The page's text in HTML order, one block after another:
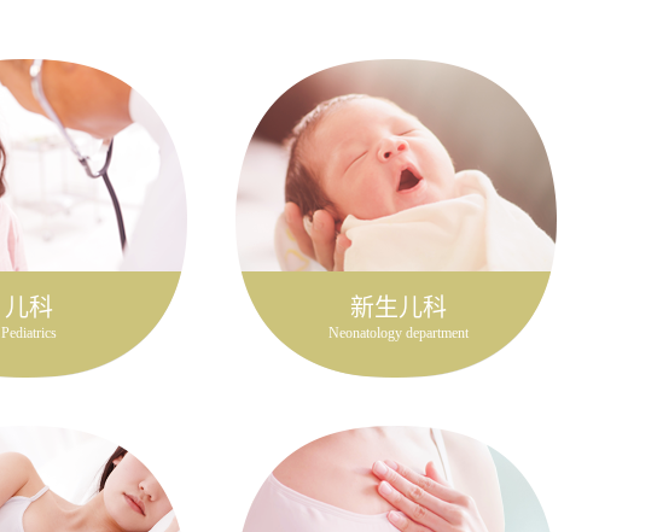
儿科
Pediatrics
新生儿科
Neonatology department